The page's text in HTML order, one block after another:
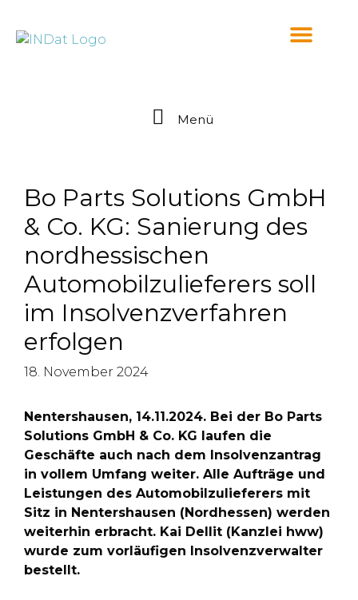
Menü
Bo Parts Solutions GmbH
& Co. KG: Sanierung des
nordhessischen
Automobilzulieferers soll
im Insolvenzverfahren
erfolgen
18. November 2024
Nentershausen, 14.11.2024. Bei der Bo Parts
Solutions GmbH & Co. KG laufen die
Geschäfte auch nach dem Insolvenzantrag
in vollem Umfang weiter. Alle Aufträge und
Leistungen des Automobilzulieferers mit
Sitz in Nentershausen (Nordhessen) werden
weiterhin erbracht. Kai Dellit (Kanzlei hww)
wurde zum vorläufigen Insolvenzverwalter
bestellt.